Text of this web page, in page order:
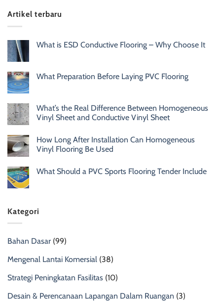
Artikel terbaru
What is ESD Conductive Flooring – Why Choose It
What Preparation Before Laying PVC Flooring
What’s the Real Difference Between Homogeneous
Vinyl Sheet and Conductive Vinyl Sheet
How Long After Installation Can Homogeneous
Vinyl Flooring Be Used
What Should a PVC Sports Flooring Tender Include
Kategori
Bahan Dasar (99)
Mengenal Lantai Komersial (38)
Strategi Peningkatan Fasilitas (10)
Desain & Perencanaan Lapangan Dalam Ruangan (3)